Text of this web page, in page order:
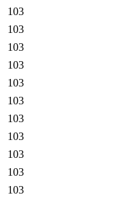
103
103
103
103
103
103
103
103
103
103
103